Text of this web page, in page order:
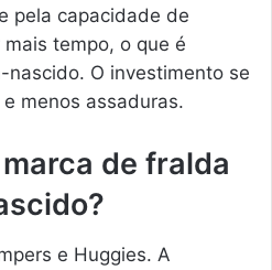
pela capacidade de
tempo, o que é
nascido. O investimento se
menos assaduras.
de fralda
e Huggies. A